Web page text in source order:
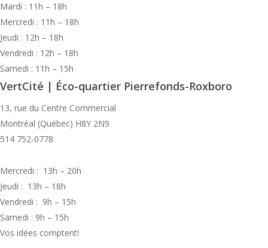
Mardi : 11h – 18h
Mercredi : 11h – 18h
Jeudi : 12h – 18h
Vendredi : 12h – 18h
Samedi : 11h – 15h
VertCité | Éco-quartier Pierrefonds-Roxboro
13, rue du Centre Commercial
Montréal (Québec) H8Y 2N9
514 752-0778
Mercredi : 13h – 20h
Jeudi : 13h – 18h
Vendredi : 9h – 15h
Samedi : 9h – 15h
Vos idées comptent!